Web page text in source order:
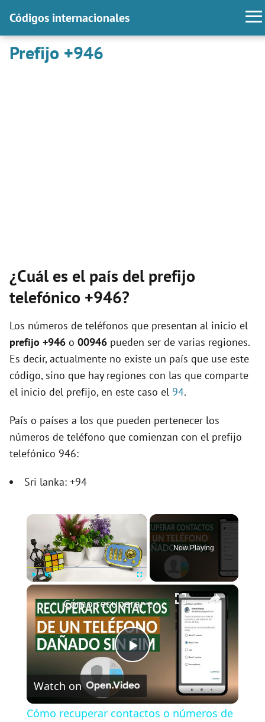
Códigos internacionales
Prefijo +946
¿Cuál es el país del prefijo
telefónico +946?
Los números de teléfonos que presentan al inicio el
prefijo +946 o 00946 pueden ser de varias regiones.
Es decir, actualmente no existe un país que use este
código, sino que hay regiones con las que comparte
el inicio del prefijo, en este caso el 94.
País o países a los que pueden pertenecer los
números de teléfono que comienzan con el prefijo
telefónico 946:
Sri lanka: +94
×
Now Playing
×
P
l
Cómo recuperar contactos o números de un teléfono dañado sin copia en la SIM
Watch on
Cómo recuperar contactos o números de